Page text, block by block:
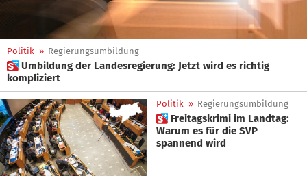
Politik » Regierungsumbildung
 Umbildung der Landesregierung: Jetzt wird es richtig
kompliziert
Politik » Regierungsumbildung
 Freitagskrimi im Landtag:
Warum es für die SVP
spannend wird